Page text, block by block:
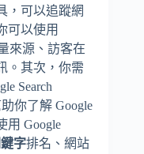
，可以追蹤網
可以使用
來源、訪客在
。其次，你需
Search
你了解 Google
用 Google
鍵字排名、網站